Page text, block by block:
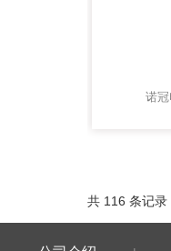
诺
共 116 条记